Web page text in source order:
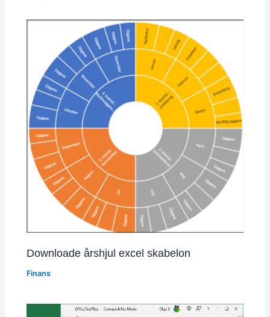
Downloade årshjul excel skabelon
Finans